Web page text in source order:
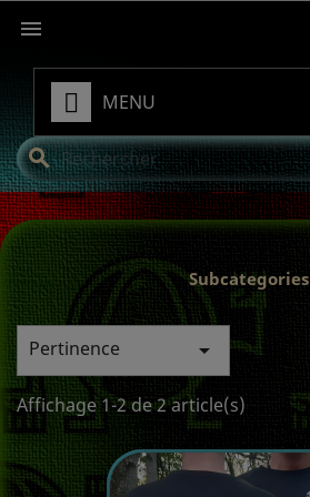

MENU
search
Subcategories
Pertinence 
Affichage 1-2 de 2 article(s)